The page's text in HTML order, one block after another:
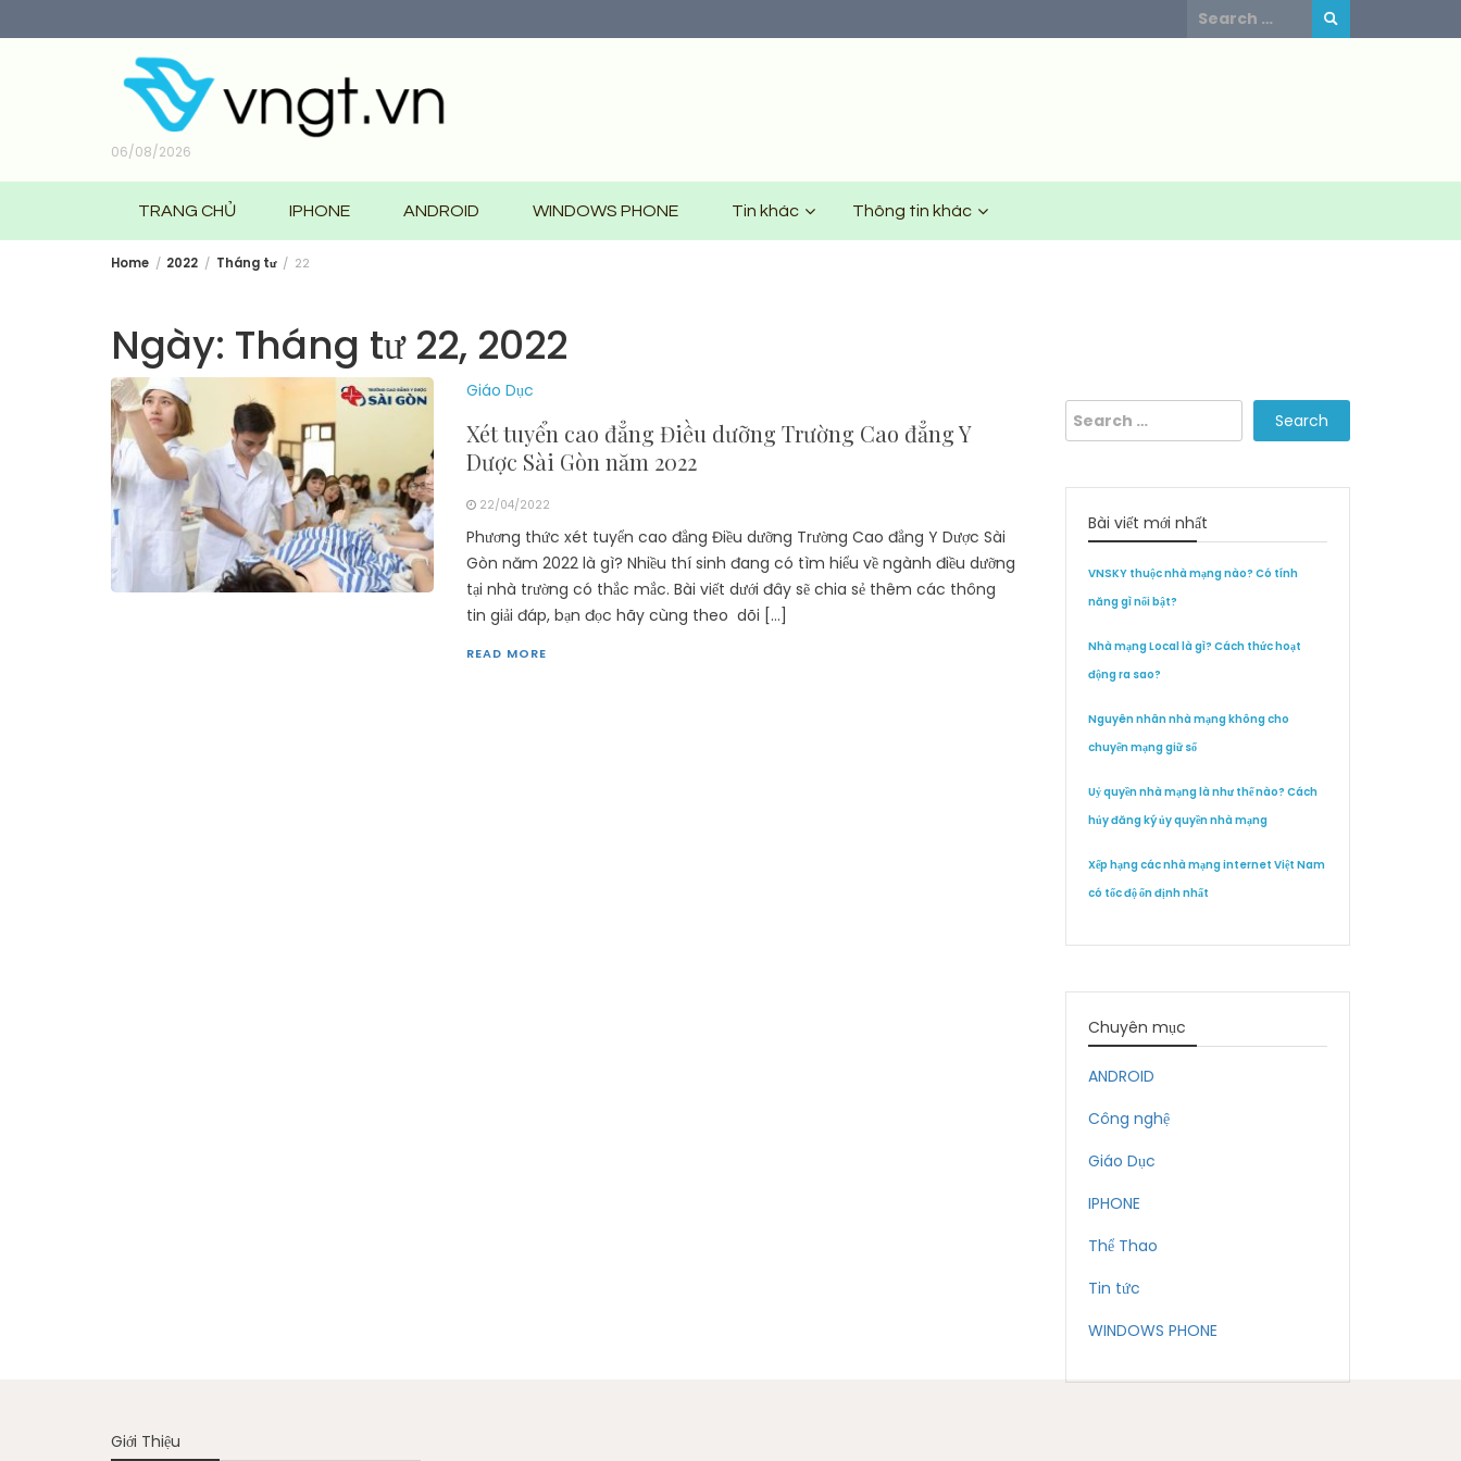
to
Search
for:
06/08/2026
TRANG CHỦ IPHONE ANDROID WINDOWS PHONE Tin khác Thông tin khác
Home 2022 Tháng tư 22
Ngày: Tháng tư 22, 2022
Giáo Dục
Xét tuyển cao đẳng Điều dưỡng Trường Cao đẳng Y
Dược Sài Gòn năm 2022
22/04/2022
Phương thức xét tuyển cao đẳng Điều dưỡng Trường Cao đẳng Y Dược Sài
Gòn năm 2022 là gì? Nhiều thí sinh đang có tìm hiểu về ngành điều dưỡng
tại nhà trường có thắc mắc. Bài viết dưới đây sẽ chia sẻ thêm các thông
tin giải đáp, bạn đọc hãy cùng theo dõi […]
READ MORE
Search
for:
Bài viết mới nhất
VNSKY thuộc nhà mạng nào? Có tính
năng gì nổi bật?
Nhà mạng Local là gì? Cách thức hoạt
động ra sao?
Nguyên nhân nhà mạng không cho
chuyển mạng giữ số
Uỷ quyền nhà mạng là như thế nào? Cách
hủy đăng ký ủy quyền nhà mạng
Xếp hạng các nhà mạng internet Việt Nam
có tốc độ ổn định nhất
Chuyên mục
ANDROID
Công nghệ
Giáo Dục
IPHONE
Thể Thao
Tin tức
WINDOWS PHONE
Giới Thiệu